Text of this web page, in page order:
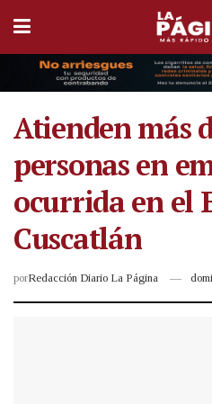
Atienden más
personas en
ocurrida en el
Cuscatlán
porRedacción Diario La Página